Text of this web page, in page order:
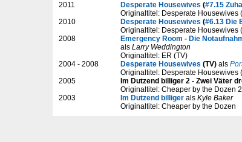
2011 Desperate Housewives (#7.15
Originaltitel: Desperate Housewives
2010
Desperate Housewives (#6.13 Die
Originaltitel: Desperate Housewives
2008
Emergency Room - Die
als Larry Weddington
Originaltitel: ER (TV)
2004 - 2008
Desperate Housewives (TV) als
Originaltitel: Desperate Housewives
2005
Im Dutzend billiger 2 - Zwei Väter
Originaltitel: Cheaper by the Dozen 2
2003
Im Dutzend billiger als Kyle Baker
Originaltitel: Cheaper by the Dozen